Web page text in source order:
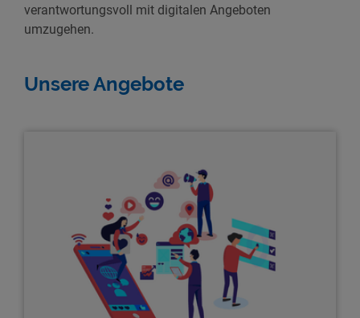
verantwortungsvoll mit digitalen Angeboten
umzugehen.
Unsere Angebote